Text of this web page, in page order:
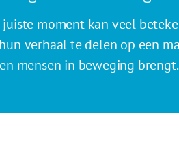
moment kan veel
verhaal te delen op een
mensen in beweging brengt.